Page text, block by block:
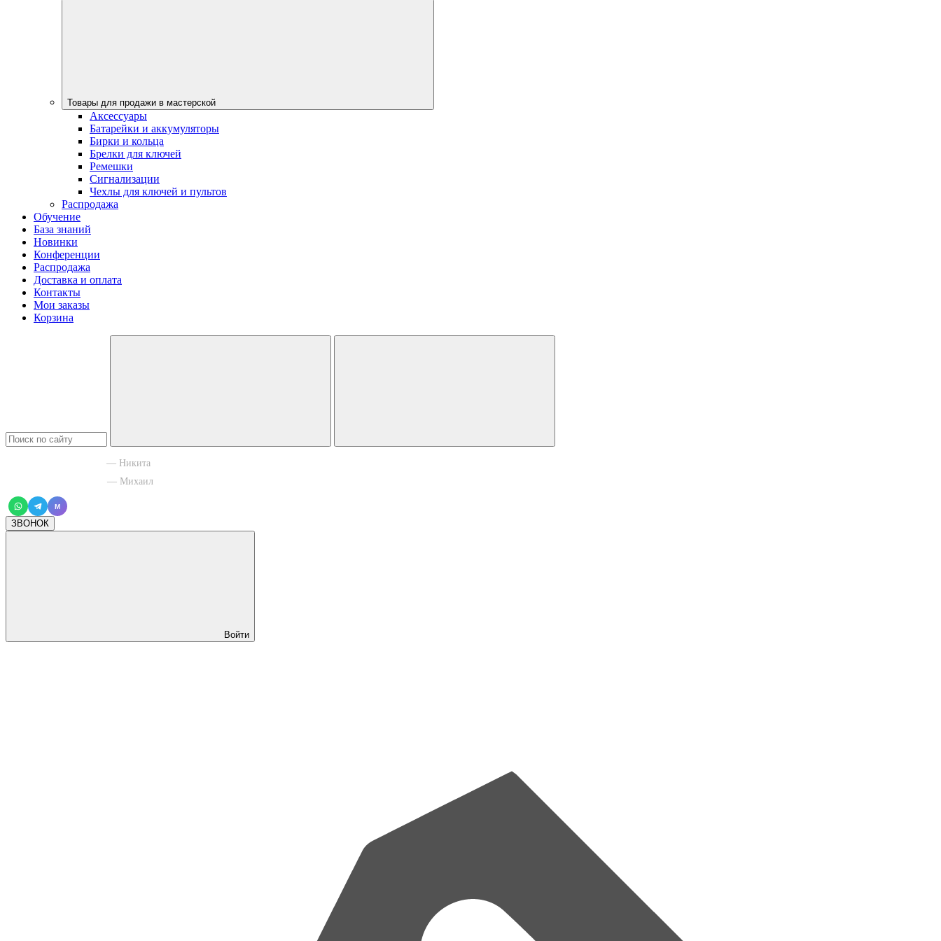
Товары для продажи в мастерской
Аксессуары
Батарейки и аккумуляторы
Бирки и кольца
Брелки для ключей
Ремешки
Сигнализации
Чехлы для ключей и пультов
Распродажа
Обучение
База знаний
Новинки
Конференции
Распродажа
Доставка и оплата
Контакты
Мои заказы
Корзина
— Никита
— Михаил
M
ЗВОНОК
Войти